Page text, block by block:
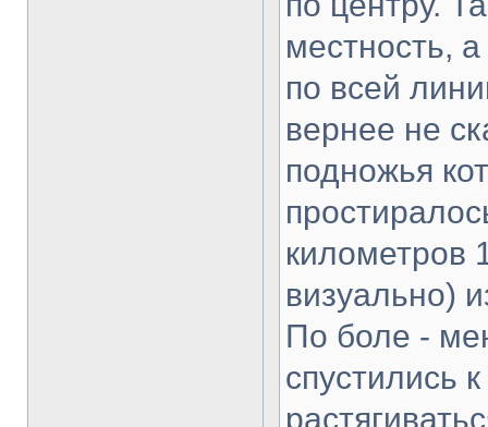
местность,
по всей
вернее не
подножья
километров
визуально)
По боле -
спустились